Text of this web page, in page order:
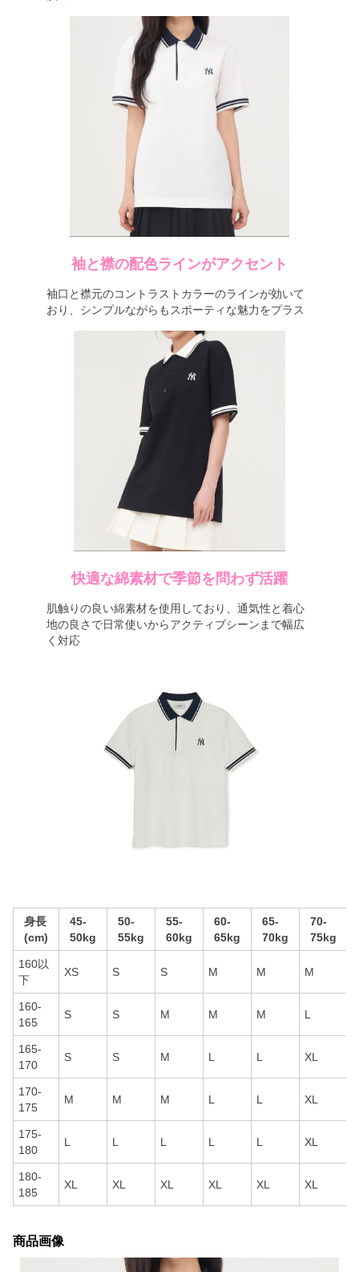
袖と襟の配色ラインがアクセント
袖口と襟元のコントラストカラーのラインが効いて
おり、シンプルながらもスポーティな魅力をプラス
快適な綿素材で季節を問わず活躍
肌触りの良い綿素材を使用しており、通気性と着心
地の良さで日常使いからアクティブシーンまで幅広
く対応
身長
(cm)
45-
50kg
50-
55kg
55-
60kg
60-
65kg
65-
70kg
70-
75kg
160以
下
XS S S M M M
160-
165
S S M M M L
165-
170
S S M L L XL
170-
175
M M M L L XL
175-
180
L L L L L XL
180-
185
XL XL XL XL XL XL
商品画像